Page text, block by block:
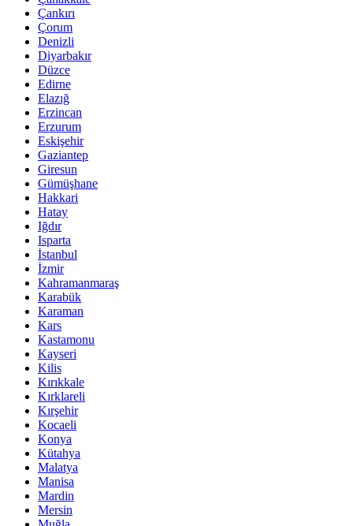
Çankırı
Çorum
Denizli
Diyarbakır
Düzce
Edirne
Elazığ
Erzincan
Erzurum
Eskişehir
Gaziantep
Giresun
Gümüşhane
Hakkari
Hatay
Iğdır
Isparta
İstanbul
İzmir
Kahramanmaraş
Karabük
Karaman
Kars
Kastamonu
Kayseri
Kilis
Kırıkkale
Kırklareli
Kırşehir
Kocaeli
Konya
Kütahya
Malatya
Manisa
Mardin
Mersin